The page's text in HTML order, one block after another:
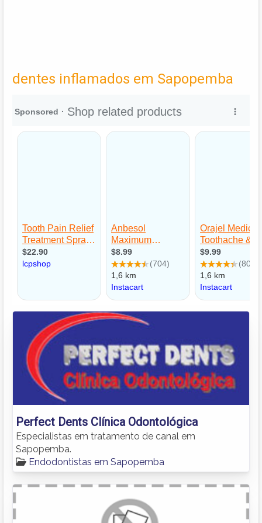
dentes inflamados em Sapopemba
Perfect Dents Clínica Odontológica
Especialistas em tratamento de canal em
Sapopemba.
Endodontistas em Sapopemba